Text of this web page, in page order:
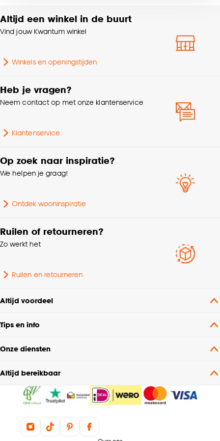
accepteren door op ‘Cookies aanpassen’ te
klikken.
Goed om te weten is dat je deze keuze altijd nog
Altijd een winkel in de buurt
Vind jouw Kwantum winkel
Winkels en openingstijden
Heb je vragen?
Neem contact op met onze klantenservice
Klantenservice
Op zoek naar inspiratie?
We helpen je graag!
Ontdek wooninspiratie
Ruilen of retourneren?
Zo werkt het
Ruilen en retourneren
Altijd voordeel
Tips en info
Onze diensten
Altijd bereikbaar